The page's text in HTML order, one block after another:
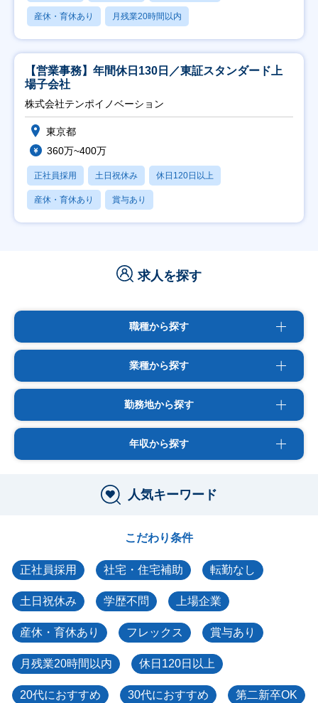
産休・育休あり 月残業20時間以内
【営業事務】年間休日130日／東証スタンダード上
場子会社
株式会社テンポイノベーション
東京都
360万~400万
正社員採用 土日祝休み 休日120日以上
産休・育休あり 賞与あり
求人を探す
職種から探す
業種から探す
勤務地から探す
年収から探す
人気キーワード
こだわり条件
正社員採用 社宅・住宅補助 転勤なし
土日祝休み 学歴不問 上場企業
産休・育休あり フレックス 賞与あり
月残業20時間以内 休日120日以上
20代におすすめ 30代におすすめ 第二新卒OK